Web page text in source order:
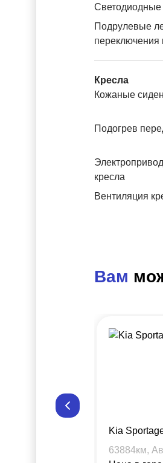
Подрулевые
переключения
Кресла
Кожаные
Подогрев
кресла
Вентиляция
Вам
Kia
63884км,